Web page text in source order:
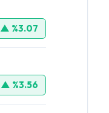
▲ %3.07
▲ %3.56